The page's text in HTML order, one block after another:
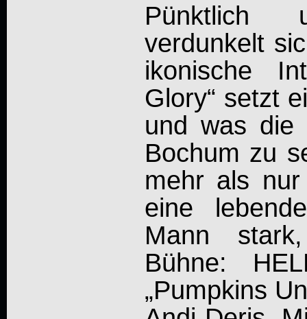
verdunkelt
ikonische
Glory“ setzt
und was die
Bochum zu
mehr als
eine
Mann
Bühne:
„Pumpkins